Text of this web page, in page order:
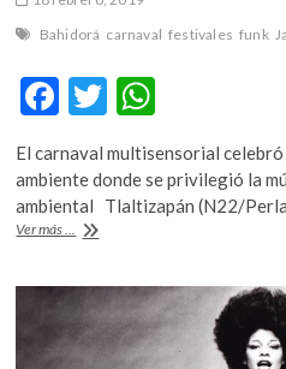
Bahidorá carnaval festivales funk
F
e
b
o
o
k
T
w
itt
er
at
s
p
p
El carnaval multisensorial
ambiente donde se privilegió la
ambiental Tlaltizapán (N22/
Ver más ... Jazz,
la
efervescencia